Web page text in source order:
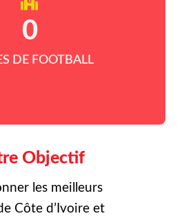
DE FOOTBALL
0
Objectif
les meilleurs
Côte d’Ivoire et